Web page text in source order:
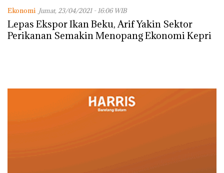
Ekonomi Jumat, 23/04/2021 - 16:06 WIB
Lepas Ekspor Ikan Beku, Arif Yakin Sektor
Perikanan Semakin Menopang Ekonomi Kepri